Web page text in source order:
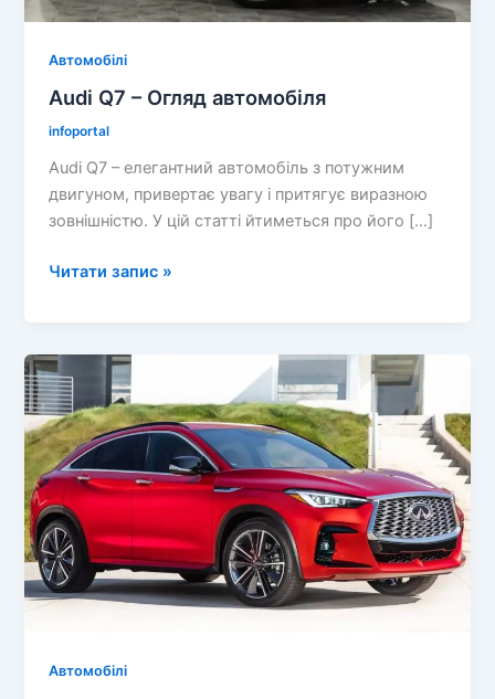
Автомобілі
Audi Q7 – Огляд автомобіля
infoportal
Audi Q7 – елегантний автомобіль з потужним
двигуном, привертає увагу і притягує виразною
зовнішністю. У цій статті йтиметься про його […]
Audi
Огляд
автомобіля
Читати запис »
Автомобілі